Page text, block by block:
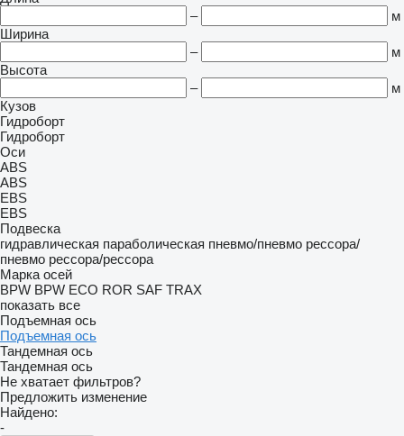
–
м
Ширина
–
м
Высота
–
м
Кузов
Гидроборт
Гидроборт
Оси
ABS
ABS
EBS
EBS
Подвеска
гидравлическая параболическая пневмо/пневмо рессора/
пневмо рессора/рессора
Марка осей
BPW BPW ECO ROR SAF TRAX
показать все
Подъемная ось
Подъемная ось
Тандемная ось
Тандемная ось
Не хватает фильтров?
Предложить изменение
Найдено:
-